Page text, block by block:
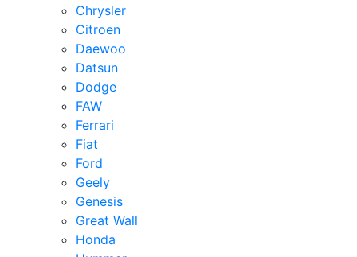
Chrysler
Citroen
Daewoo
Datsun
Dodge
FAW
Ferrari
Fiat
Ford
Geely
Genesis
Great Wall
Honda